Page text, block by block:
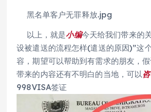
黑名单客户无罪释放.jpg
以上，就是小编今天给我们带来的
设被遣送的流程怎样(遣送的原因)”这
容，期望可以帮助到有需求的朋友，
带来的内容还有不明白的当地，可以
998VISA签证